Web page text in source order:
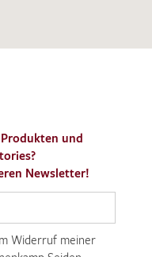
und
Newsletter!
Widerruf meiner